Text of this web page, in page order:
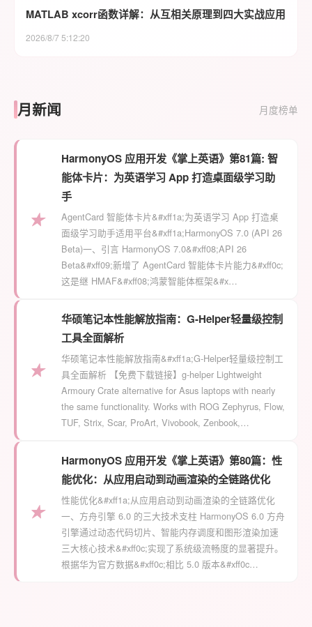
MATLAB xcorr函数详解：从互相关原理到四大实战应用
2026/8/7 5:12:20
月新闻 月度榜单
★
HarmonyOS 应用开发《掌上英语》第81篇: 智
能体卡片：为英语学习 App 打造桌面级学习助
手
AgentCard 智能体卡片&#xff1a;为英语学习 App 打造桌
面级学习助手适用平台&#xff1a;HarmonyOS 7.0 (API 26
Beta)一、引言 HarmonyOS 7.0&#xff08;API 26
Beta&#xff09;新增了 AgentCard 智能体卡片能力&#xff0c;
这是继 HMAF&#xff08;鸿蒙智能体框架&#x…
★
华硕笔记本性能解放指南：G-Helper轻量级控制
工具全面解析
华硕笔记本性能解放指南&#xff1a;G-Helper轻量级控制工
具全面解析 【免费下载链接】g-helper Lightweight
Armoury Crate alternative for Asus laptops with nearly
the same functionality. Works with ROG Zephyrus, Flow,
TUF, Strix, Scar, ProArt, Vivobook, Zenbook,…
★
HarmonyOS 应用开发《掌上英语》第80篇：性
能优化：从应用启动到动画渲染的全链路优化
性能优化&#xff1a;从应用启动到动画渲染的全链路优化
一、方舟引擎 6.0 的三大技术支柱 HarmonyOS 6.0 方舟
引擎通过动态代码切片、智能内存调度和图形渲染加速
三大核心技术&#xff0c;实现了系统级流畅度的显著提升。
根据华为官方数据&#xff0c;相比 5.0 版本&#xff0c…